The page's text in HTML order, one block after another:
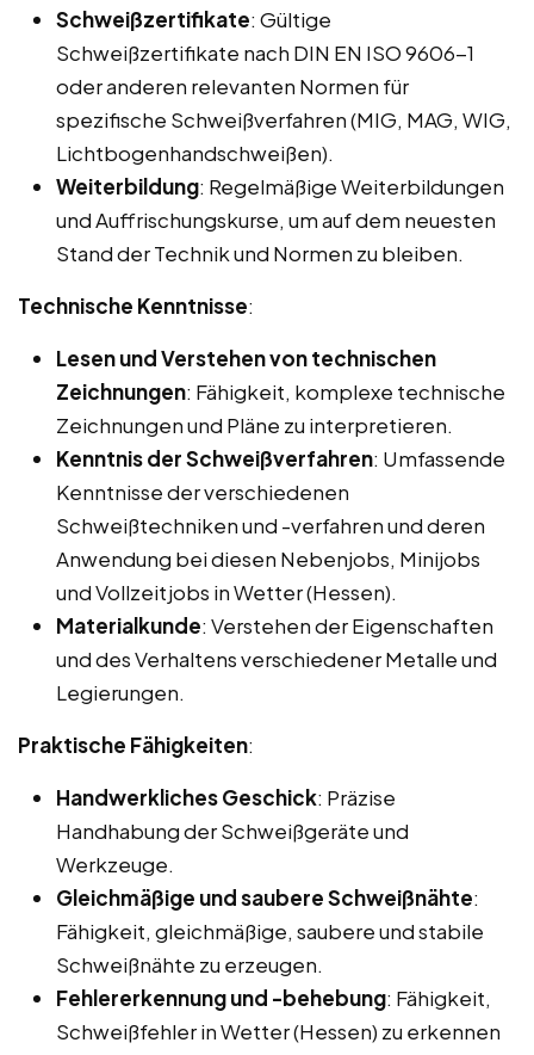
Schweißzertifikate: Gültige
Schweißzertifikate nach DIN EN ISO 9606-1
oder anderen relevanten Normen für
spezifische Schweißverfahren (MIG, MAG, WIG,
Lichtbogenhandschweißen).
Weiterbildung: Regelmäßige Weiterbildungen
und Auffrischungskurse, um auf dem neuesten
Stand der Technik und Normen zu bleiben.
Technische Kenntnisse:
Lesen und Verstehen von technischen
Zeichnungen: Fähigkeit, komplexe technische
Zeichnungen und Pläne zu interpretieren.
Kenntnis der Schweißverfahren: Umfassende
Kenntnisse der verschiedenen
Schweißtechniken und -verfahren und deren
Anwendung bei diesen Nebenjobs, Minijobs
und Vollzeitjobs in Wetter (Hessen).
Materialkunde: Verstehen der Eigenschaften
und des Verhaltens verschiedener Metalle und
Legierungen.
Praktische Fähigkeiten:
Handwerkliches Geschick: Präzise
Handhabung der Schweißgeräte und
Werkzeuge.
Gleichmäßige und saubere Schweißnähte:
Fähigkeit, gleichmäßige, saubere und stabile
Schweißnähte zu erzeugen.
Fehlererkennung und -behebung: Fähigkeit,
Schweißfehler in Wetter (Hessen) zu erkennen